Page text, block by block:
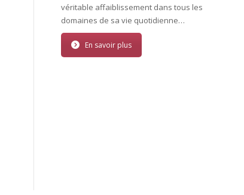
véritable affaiblissement dans tous les
domaines de sa vie quotidienne…
En savoir plus